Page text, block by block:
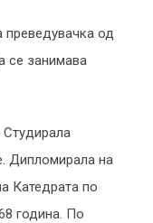
од
се занимава
Студирала
Дипломирала нa
Катедрата по
година. По